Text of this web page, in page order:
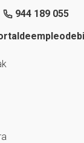
944 189 055